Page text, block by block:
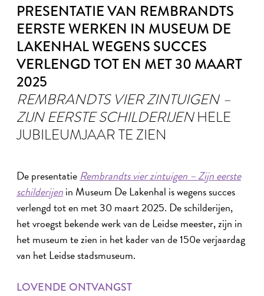
PRESENTATIE VAN REMBRANDTS
EERSTE WERKEN IN MUSEUM DE
LAKENHAL WEGENS SUCCES
VERLENGD TOT EN MET 30 MAART
2025
REMBRANDTS VIER ZINTUIGEN –
ZIJN EERSTE SCHILDERIJENHELE
JUBILEUMJAAR TE ZIEN
De presentatie Rembrandts vier zintuigen – Zijn eerste
schilderijenin Museum De Lakenhal is wegens succes
verlengd tot en met 30 maart 2025. De schilderijen,
het vroegst bekende werk van de Leidse meester, zijn in
het museum te zien in het kader van de 150e verjaardag
van het Leidse stadsmuseum.
LOVENDE ONTVANGST